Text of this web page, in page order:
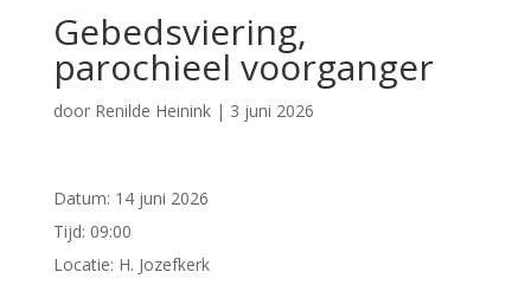
Gebedsviering,
parochieel voorganger
door Renilde Heinink| 3 juni 2026
Datum: 14 juni 2026
Tijd: 09:00
Locatie: H. Jozefkerk